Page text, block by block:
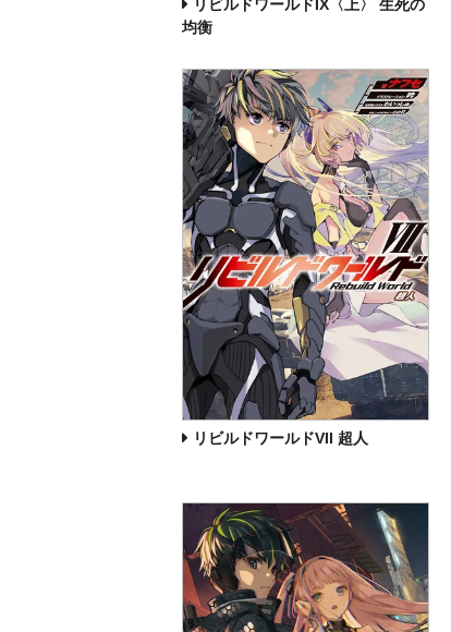
リビルドワールドIX〈上〉 生死の
均衡
リビルドワールドVII 超人